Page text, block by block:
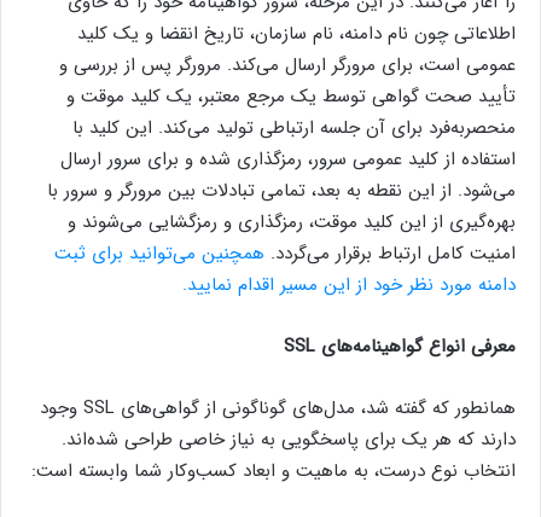
اطلاعاتی چون نام دامنه، نام سازمان، تاریخ انقضا و یک کلید
عمومی است، برای مرورگر ارسال می‌کند. مرورگر پس از بررسی و
تأیید صحت گواهی توسط یک مرجع معتبر، یک کلید موقت و
منحصربه‌فرد برای آن جلسه ارتباطی تولید می‌کند. این کلید با
استفاده از کلید عمومی سرور، رمزگذاری شده و برای سرور ارسال
می‌شود. از این نقطه به بعد، تمامی تبادلات بین مرورگر و سرور با
بهره‌گیری از این کلید موقت، رمزگذاری و رمزگشایی می‌شوند و
امنیت کامل ارتباط برقرار می‌گردد. همچنین می‌توانید برای ثبت
دامنه مورد نظر خود از این مسیر اقدام نمایید.
معرفی انواع گواهینامه‌های SSL
همانطور که گفته شد، مدل‌های گوناگونی از گواهی‌های SSL وجود
دارند که هر یک برای پاسخگویی به نیاز خاصی طراحی شده‌اند.
انتخاب نوع درست، به ماهیت و ابعاد کسب‌وکار شما وابسته است: